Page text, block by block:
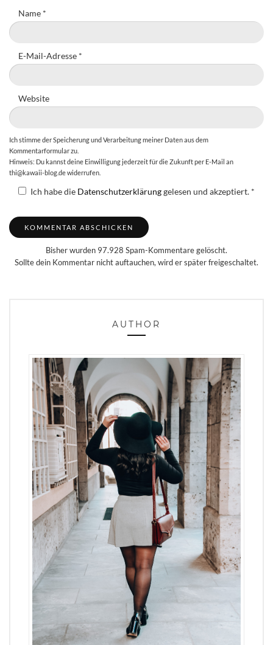
Name *
E-Mail-Adresse *
Website
Ich stimme der Speicherung und Verarbeitung meiner Daten aus dem
Kommentarformular zu.
Hinweis: Du kannst deine Einwilligung jederzeit für die Zukunft per E-Mail an
thi@kawaii-blog.de widerrufen.
Ich habe die Datenschutzerklärunggelesen und akzeptiert. *
Bisher wurden 97.928 Spam-Kommentare gelöscht.
Sollte dein Kommentar nicht auftauchen, wird er später freigeschaltet.
AUTHOR